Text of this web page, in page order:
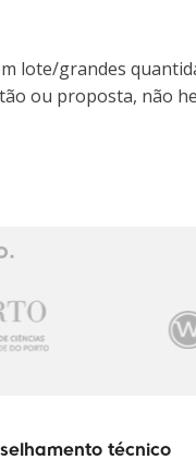
lote/grandes
ou proposta, não
técnico